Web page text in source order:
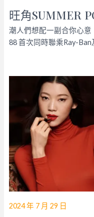
旺角SUMMER
潮人們想配一副合你心
88 首次同時聯乘Ray-Ban
2024 年 7 月 29 日